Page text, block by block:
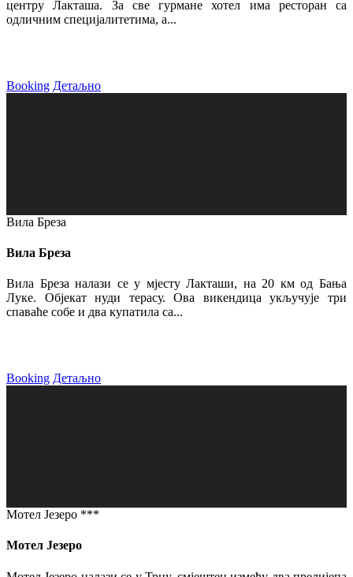
центру Лакташа. За све гурмане хотел има ресторан са
одличним специјалитетима, а...
Booking Детаљно
Вила Бреза
Вила Бреза
Вила Бреза налази се у мјесту Лакташи, на 20 км од Бања
Луке. Објекат нуди терасу. Ова викендица укључује три
спаваће собе и два купатила са...
Booking Детаљно
Мотел Језеро ***
Мотел Језеро